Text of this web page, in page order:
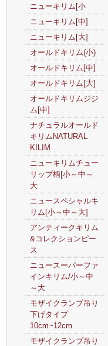
ニューキリム[小
ニューキリム[中]
ニューキリム[大]
オールドキリム(小)
オールドキリム[中]
オールドキリム[大]
オールドキリムジジ
ム[中]
ナチュラルオールド
キリムNATURAL
KILIM
ニューキリムチュー
リップ柄[小～中～
大
ニュースペシャルキ
リム[小～中～大]
アンティークキリム
&コレクションピー
ス
ニュースーパーファ
インキリム/小～中
～大
モザイクランプ吊り
下げタイプ
10cm~12cm
モザイクランプ吊り